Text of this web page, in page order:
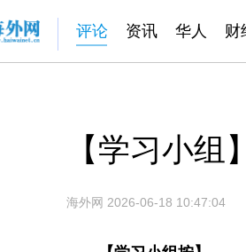
评论 资讯 华人 财
【学习小
海外网 2026-06-18 10:47:04